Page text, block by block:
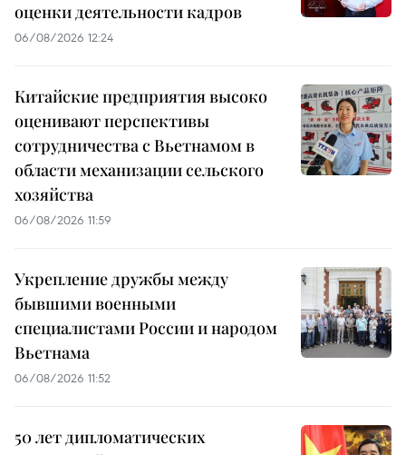
оценки деятельности кадров
06/08/2026 12:24
Китайские предприятия высоко
оценивают перспективы
сотрудничества с Вьетнамом в
области механизации сельского
хозяйства
06/08/2026 11:59
Укрепление дружбы между
бывшими военными
специалистами России и народом
Вьетнама
06/08/2026 11:52
50 лет дипломатических